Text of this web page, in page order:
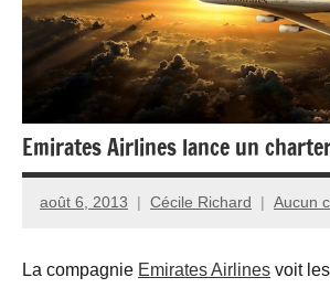
Emirates Airlines lance un
août 6, 2013 Cécile Richard Aucun
La compagnie Emirates Airlines voit